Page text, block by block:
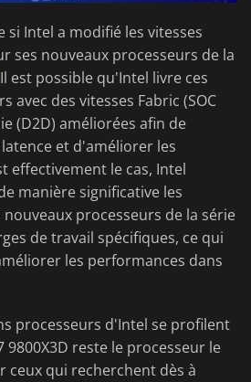
si Intel a modifié les vitesses
ses nouveaux processeurs de la
est possible qu'Intel livre ces
avec des vitesses Fabric (SOC
(D2D) améliorées afin de
et d'améliorer les
effectivement le cas, Intel
manière significative les
processeurs de la série
de travail spécifiques, ce qui
les performances dans
processeurs d'Intel se profilent
9800X3D reste le processeur le
qui recherchent dès à